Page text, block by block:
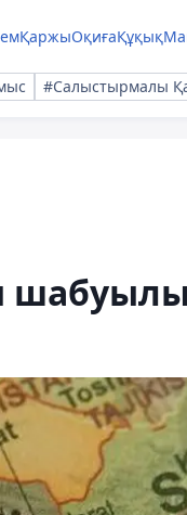
ҚаржыОқиғаҚұқық
#Салыстырмалы